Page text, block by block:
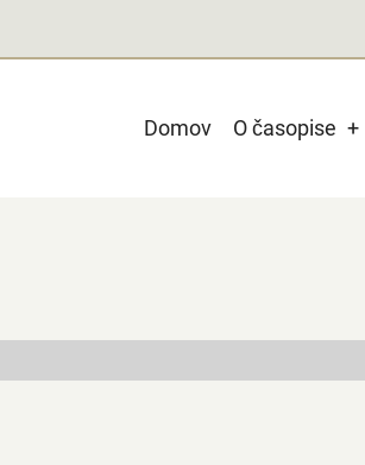
Main
Domov O časopise